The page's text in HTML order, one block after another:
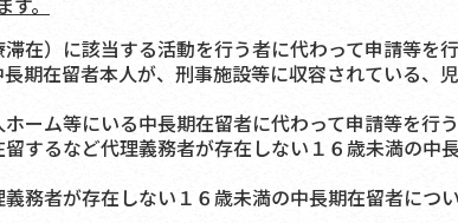
在）に該当する活動を行う者に代わって申請等を
期在留者本人が、刑事施設等に収容されている
ーム等にいる中長期在留者に代わって申請等を行
するなど代理義務者が存在しない１６歳未満の
務者が存在しない１６歳未満の中長期在留者に